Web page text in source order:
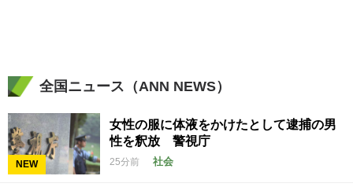
全国ニュース（ANN NEWS）
NEW
女性の服に体液をかけたとして逮捕の男
性を釈放 警視庁
25分前 社会